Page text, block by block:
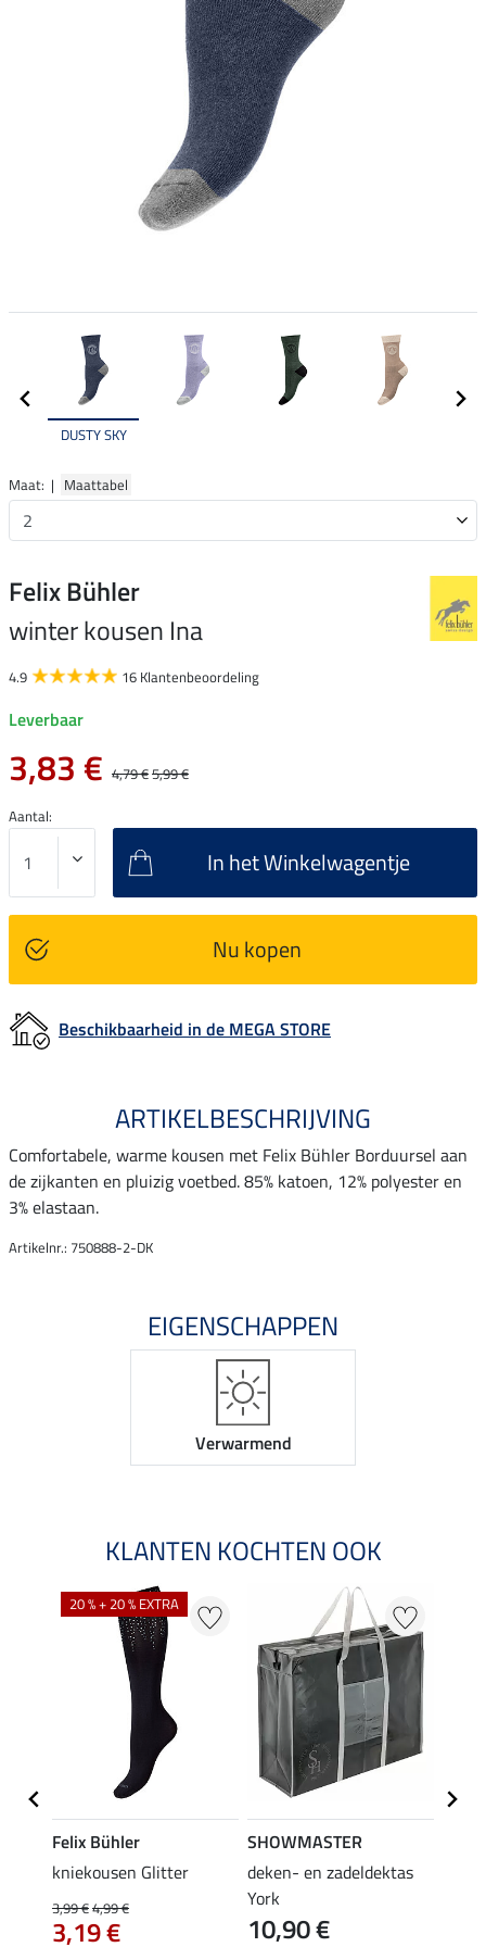
DUSTY SKY
Maat: | Maattabel
Felix Bühler
winter kousen Ina
4.9 16 Klantenbeoordeling
Leverbaar
3,83 € 4,79 €5,99 €
Aantal:
In het Winkelwagentje
Nu kopen
Beschikbaarheid in de MEGA STORE
ARTIKELBESCHRIJVING
Comfortabele, warme kousen met Felix Bühler Borduursel aan
de zijkanten en pluizig voetbed. 85% katoen, 12% polyester en
3% elastaan.
Artikelnr.: 750888-2-DK
EIGENSCHAPPEN
Verwarmend
KLANTEN KOCHTEN OOK
20 % + 20 % EXTRA
Felix Bühler
kniekousen Glitter
3,99 €4,99 €
3,19 €
SHOWMASTER
deken- en zadeldektas
York
10,90 €